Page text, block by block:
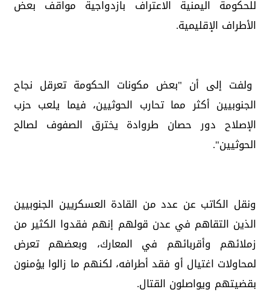
للحكومة اليمنية الاعتراف بازدواجية مواقف بعض
الأطراف الإقليمية.
ولفت إلى أن "بعض مكونات الحكومة تعرقل نجاح
الجنوبيين أكثر مما تحارب الحوثيين، فيما يلعب حزب
الإصلاح دور حصان طروادة يخترق الصفوف لصالح
الحوثيين".
ونقل الكاتب عن عدد من القادة العسكريين الجنوبيين
الذين التقاهم في عدن قولهم إنهم فقدوا الكثير من
زملائهم وأقربائهم في المعارك، وبعضهم تعرض
لمحاولات اغتيال أو فقد أطرافه، لكنهم ما زالوا يؤمنون
بقضيتهم ويواصلون القتال.